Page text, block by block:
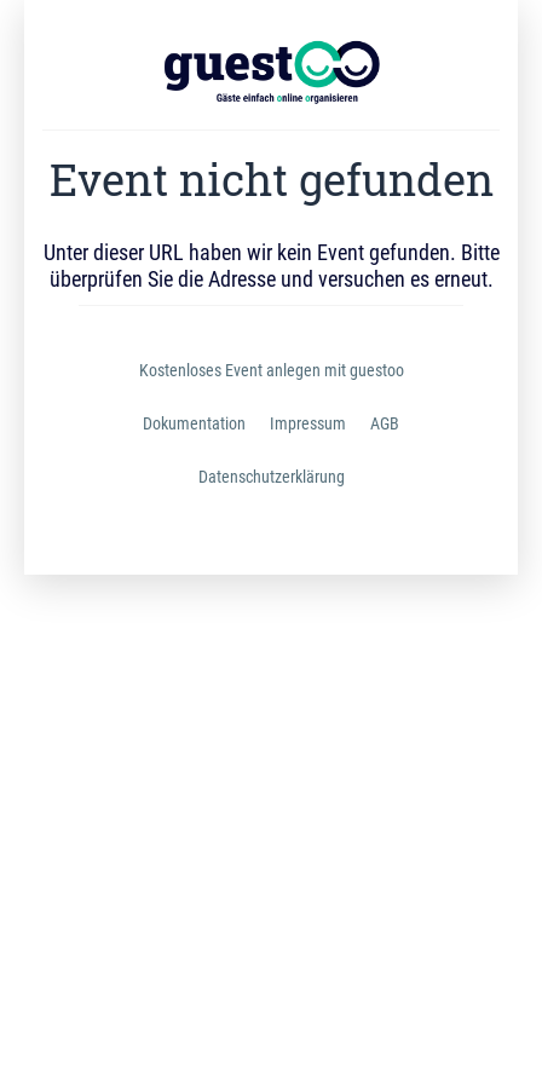
Event nicht gefunden
Unter dieser URL haben wir kein Event gefunden. Bitte
überprüfen Sie die Adresse und versuchen es erneut.
Kostenloses Event anlegen mit guestoo
Dokumentation Impressum AGB
Datenschutzerklärung